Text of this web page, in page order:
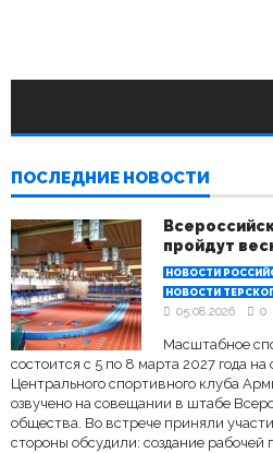
ПОСЛЕДНИЕ НОВОСТИ
пройдут
НОВОСТИ
НОВОСТИ
05.08.2026 0
Масштабное
состоится с 5 по 8 марта 2027 года на
Центрального спортивного клуба
озвучено на совещании в штабе
общества. Во встрече приняли
стороны обсудили: создание рабочей